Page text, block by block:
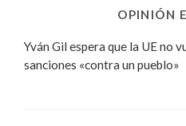
OPINIÓN
Yván Gil espera que la UE no
sanciones «contra un pueblo»